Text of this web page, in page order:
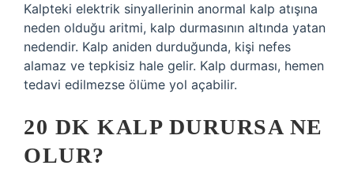
Kalpteki elektrik sinyallerinin anormal kalp atışına
neden olduğu aritmi, kalp durmasının altında yatan
nedendir. Kalp aniden durduğunda, kişi nefes
alamaz ve tepkisiz hale gelir. Kalp durması, hemen
tedavi edilmezse ölüme yol açabilir.
20 DK KALP DURURSA NE
OLUR?